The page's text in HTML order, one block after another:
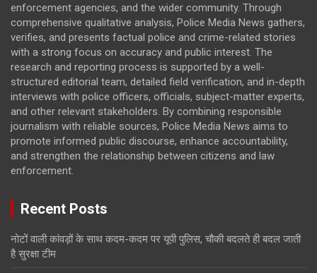
enforcement agencies, and the wider community. Through
comprehensive qualitative analysis, Police Media News gathers,
verifies, and presents factual police and crime-related stories
with a strong focus on accuracy and public interest. The
research and reporting process is supported by a well-
structured editorial team, detailed field verification, and in-depth
interviews with police officers, officials, subject-matter experts,
and other relevant stakeholders. By combining responsible
journalism with reliable sources, Police Media News aims to
promote informed public discourse, enhance accountability,
and strengthen the relationship between citizens and law
enforcement.
Recent Posts
नोटों वाली कांवड़ों के साथ कदम-कदम पर यूपी पुलिस, चौकी बदलते ही बदल जाती
है सुरक्षा टीम